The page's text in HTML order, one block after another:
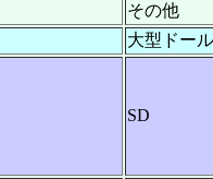
その他
大型ドール
SD